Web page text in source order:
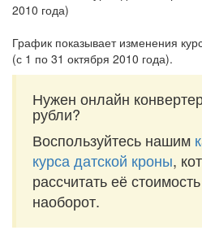
График показывает изменения
(с 1 по 31 октября 2010 года).
Нужен онлайн
рубли?
Воспользуйтесь нашим
курса датской кроны,
рассчитать её
наоборот.